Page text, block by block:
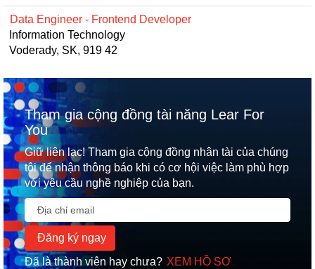
Data Engineer - Frontend Developer
Information Technology
Voderady, SK, 919 42
Tham gia cộng đồng tài năng Lear For
You
Giữ liên lạc! Tham gia cộng đồng nhân tài của chúng
tôi để nhận thông báo khi có cơ hội việc làm phù hợp
với yêu cầu nghề nghiệp của bạn.
Đã là thành viên hay chưa? XEM HỒ SƠ